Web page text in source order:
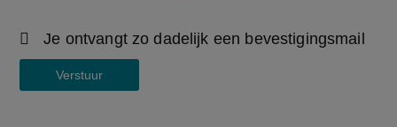
Je ontvangt zo dadelijk een bevestigingsmail
Verstuur